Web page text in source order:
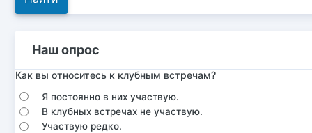
Наш опрос
Как вы относитесь к клубным встречам?
Я постоянно в них участвую.
В клубных встречах не участвую.
Участвую редко.